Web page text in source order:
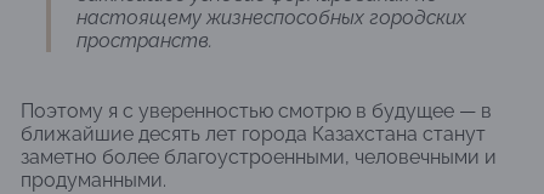
настоящему жизнеспособных городских
пространств.
Поэтому я с уверенностью смотрю в будущее — в
ближайшие десять лет города Казахстана станут
заметно более благоустроенными, человечными и
продуманными.